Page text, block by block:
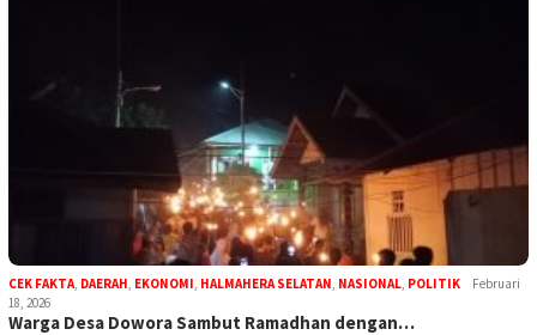
CEK FAKTA, DAERAH, EKONOMI, HALMAHERA SELATAN, NASIONAL, POLITIK
Februari
18, 2026
Warga Desa Dowora Sambut Ramadhan dengan…